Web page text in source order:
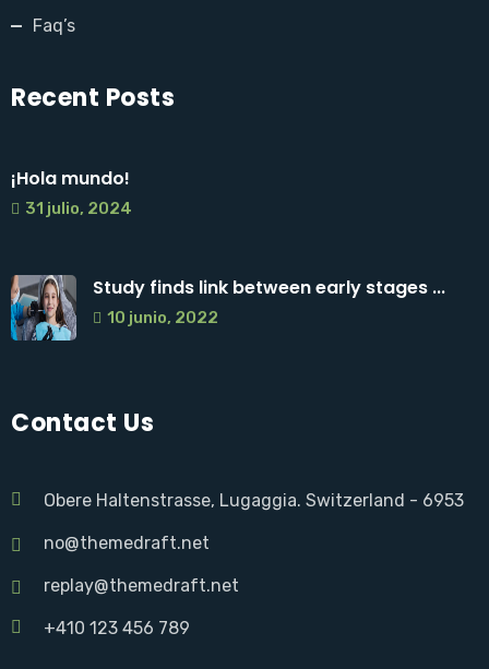
Faq’s
Recent Posts
¡Hola mundo!
31 julio, 2024
Study finds link between early stages ...
10 junio, 2022
Contact Us
Obere Haltenstrasse, Lugaggia. Switzerland - 6953
no@themedraft.net
replay@themedraft.net
+410 123 456 789